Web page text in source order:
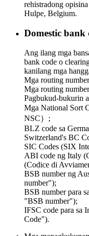
rehistradong
Hulpe, Belgium.
Domestic bank
Ang ilang mga
bank code o
kanilang mga
Mga routing
Mga routing
Pagbukud-bukurin
Mga National Sort
NSC）;
BLZ code sa
Switzerland's BC
SIC Codes (SIX
ABI code ng Italy
(Codice di
BSB number ng
number");
BSB number para
"BSB number");
IFSC code para sa
Code").